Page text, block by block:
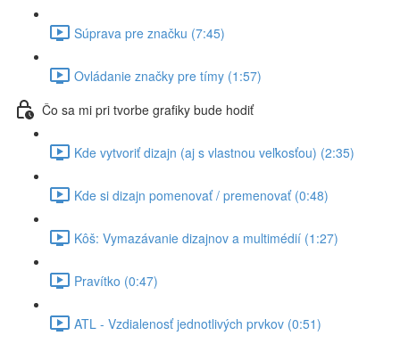
Súprava pre značku (7:45)
Ovládanie značky pre tímy (1:57)
Čo sa mi pri tvorbe grafiky bude hodiť
Kde vytvoriť dizajn (aj s vlastnou veľkosťou) (2:35)
Kde si dizajn pomenovať / premenovať (0:48)
Kôš: Vymazávanie dizajnov a multimédií (1:27)
Pravítko (0:47)
ATL - Vzdialenosť jednotlivých prvkov (0:51)